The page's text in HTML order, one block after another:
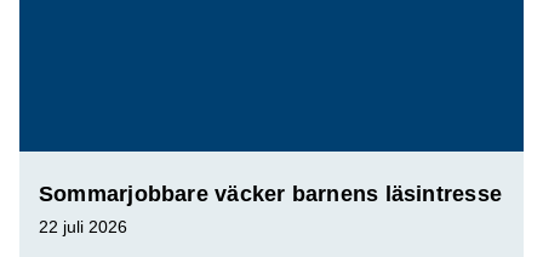
Sommarjobbare väcker barnens läsintresse
22 juli 2026